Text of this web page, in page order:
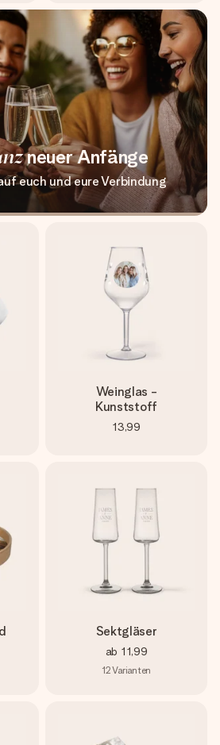
neuer Anfänge
euch und eure Verbindung
Weinglas -
Kunststoff
13,99
Sektgläser
ab 11,99
12Varianten